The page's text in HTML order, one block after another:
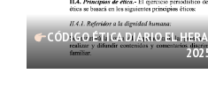
CÓDIGO ÉTICA DIARIO EL